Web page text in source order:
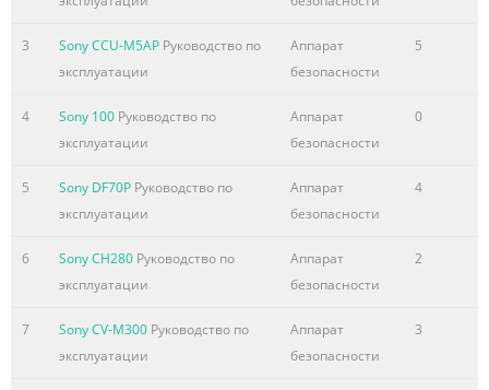
3 Sony CCU-M5AP Руководство по
эксплуатации
Аппарат
безопасности
5
4 Sony 100 Руководство по
эксплуатации
Аппарат
безопасности
0
5 Sony DF70P Руководство по
эксплуатации
Аппарат
безопасности
4
6 Sony CH280 Руководство по
эксплуатации
Аппарат
безопасности
2
7 Sony CV-M300 Руководство по
эксплуатации
Аппарат
безопасности
3